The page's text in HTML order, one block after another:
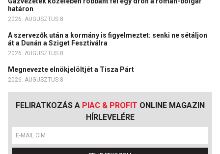
határon
2026. AUGUSZTUS 8.
A szervezők után a kormány is figyelmeztet: senki ne sétáljon
át a Dunán a Sziget Fesztiválra
2026. AUGUSZTUS 8.
Megnevezte elnökjelöltjét a Tisza Párt
2026. AUGUSZTUS 8.
FELIRATKOZÁS A PIAC & PROFIT ONLINE MAGAZIN
HÍRLEVELÉRE